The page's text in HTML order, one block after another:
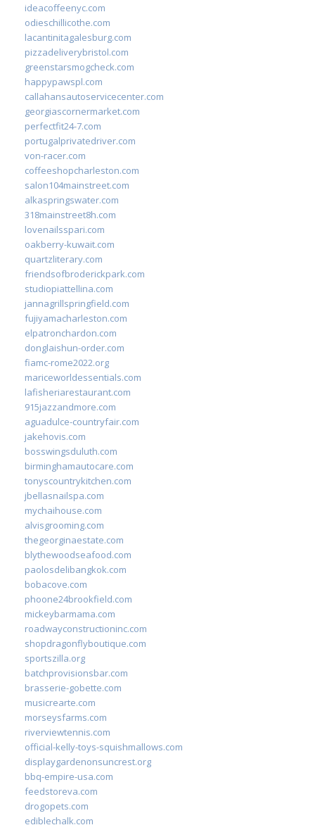
ideacoffeenyc.com
odieschillicothe.com
lacantinitagalesburg.com
pizzadeliverybristol.com
greenstarsmogcheck.com
happypawspl.com
callahansautoservicecenter.com
georgiascornermarket.com
perfectfit24-7.com
portugalprivatedriver.com
von-racer.com
coffeeshopcharleston.com
salon104mainstreet.com
alkaspringswater.com
318mainstreet8h.com
lovenailsspari.com
oakberry-kuwait.com
quartzliterary.com
friendsofbroderickpark.com
studiopiattellina.com
jannagrillspringfield.com
fujiyamacharleston.com
elpatronchardon.com
donglaishun-order.com
fiamc-rome2022.org
mariceworldessentials.com
lafisheriarestaurant.com
915jazzandmore.com
aguadulce-countryfair.com
jakehovis.com
bosswingsduluth.com
birminghamautocare.com
tonyscountrykitchen.com
jbellasnailspa.com
mychaihouse.com
alvisgrooming.com
thegeorginaestate.com
blythewoodseafood.com
paolosdelibangkok.com
bobacove.com
phoone24brookfield.com
mickeybarmama.com
roadwayconstructioninc.com
shopdragonflyboutique.com
sportszilla.org
batchprovisionsbar.com
brasserie-gobette.com
musicrearte.com
morseysfarms.com
riverviewtennis.com
official-kelly-toys-squishmallows.com
displaygardenonsuncrest.org
bbq-empire-usa.com
feedstoreva.com
drogopets.com
ediblechalk.com